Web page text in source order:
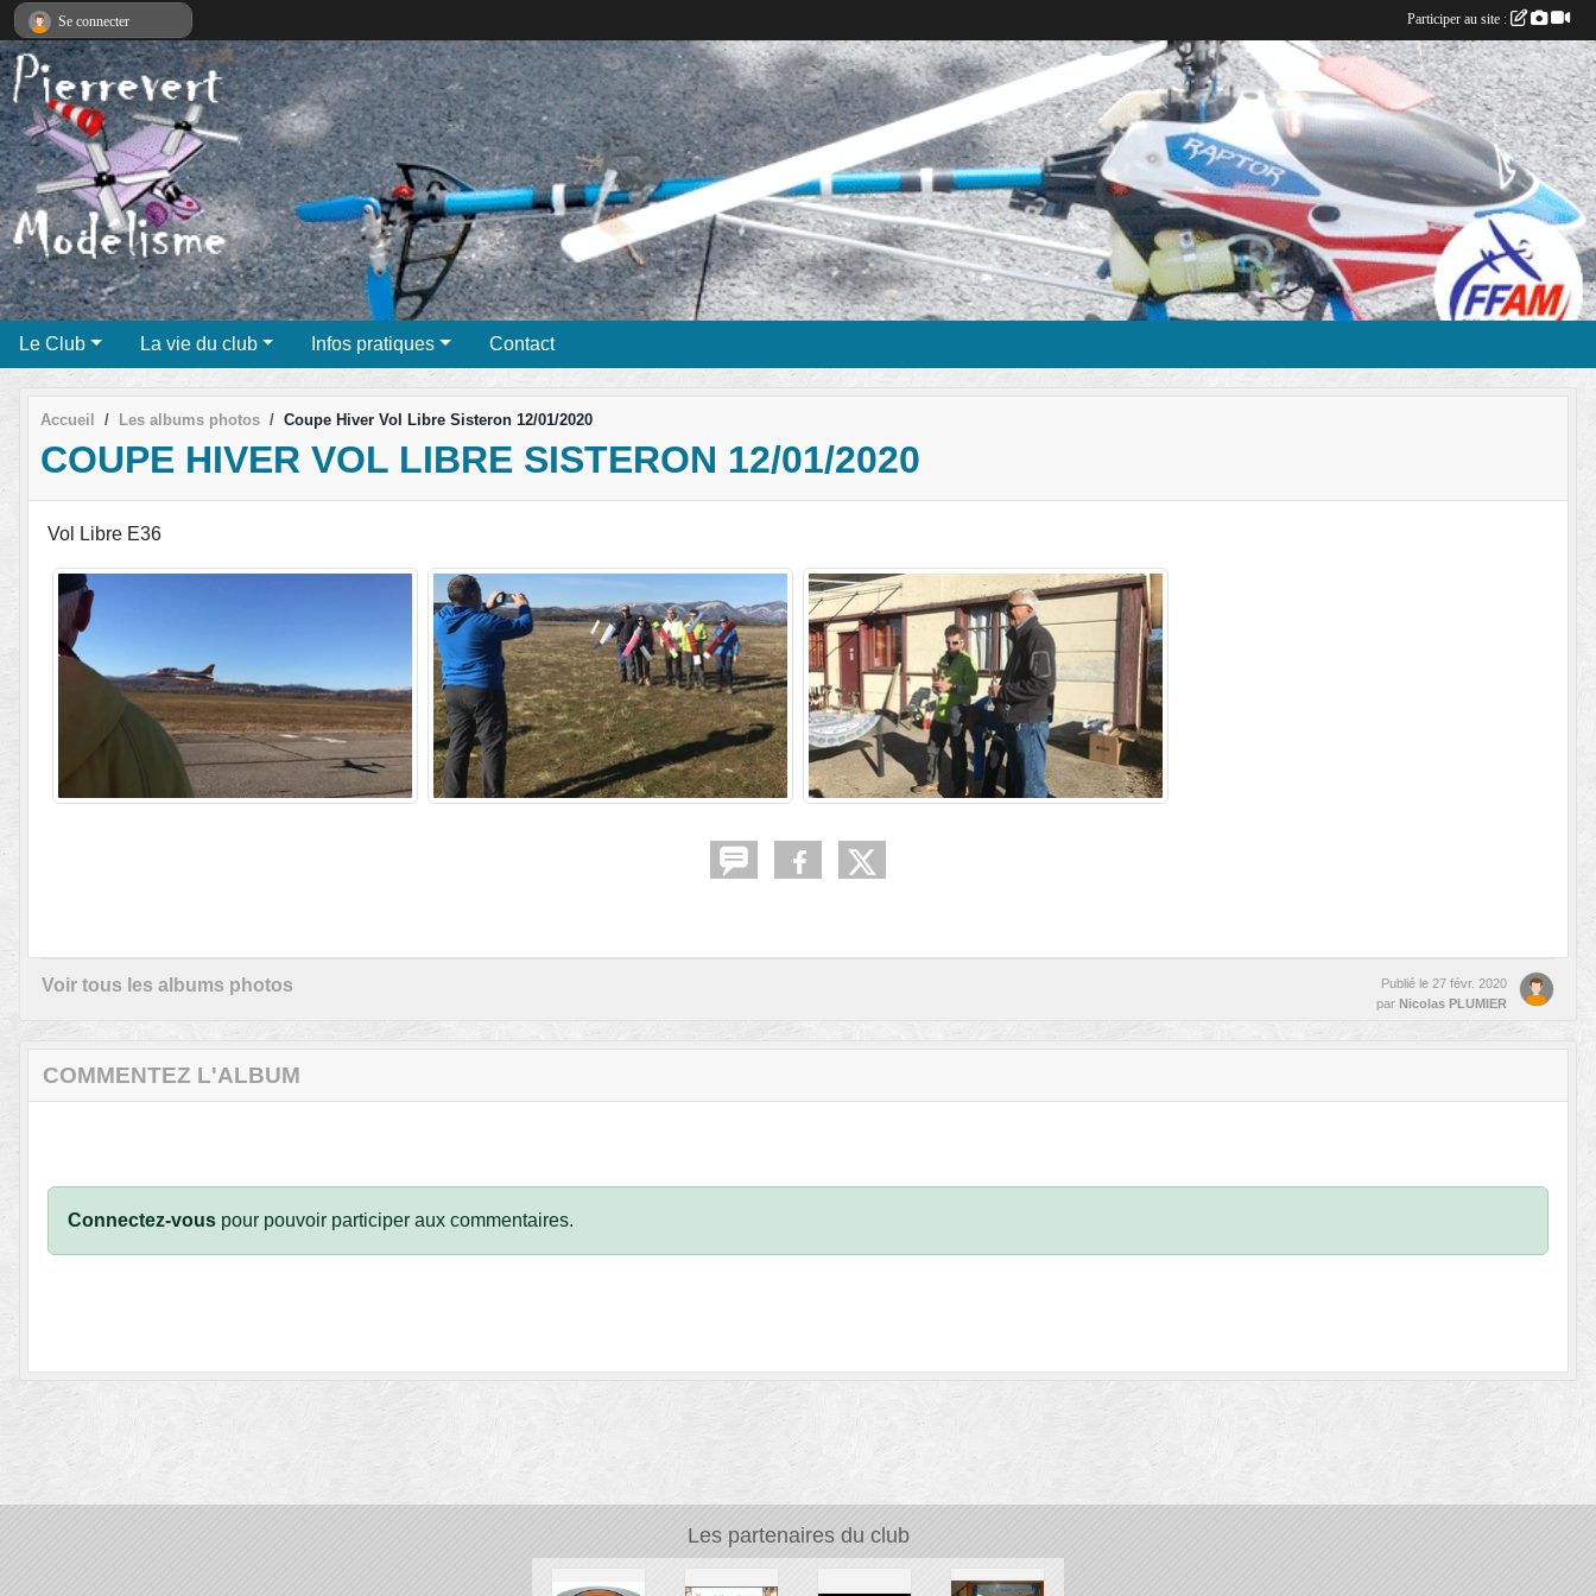
Le Club La vie du club Infos pratiques Contact
Accueil Les albums photos Coupe Hiver Vol Libre Sisteron 12/01/2020
COUPE HIVER VOL LIBRE SISTERON 12/01/2020
Vol Libre E36
Voir tous les albums photos Publié le 27 févr. 2020
par Nicolas PLUMIER
COMMENTEZ L'ALBUM
Connectez-vous pour pouvoir participer aux commentaires.
Les partenaires du club
Se connecter Participer au site :
Panneau de gestion des cookies